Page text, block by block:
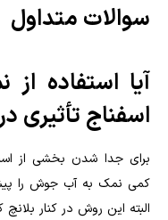
سوالات متداول
آیا استفاده
اسفناج تأثیری
برای جدا شدن بخشی از
کمی نمک به آب جوش را
البته این روش در کنار